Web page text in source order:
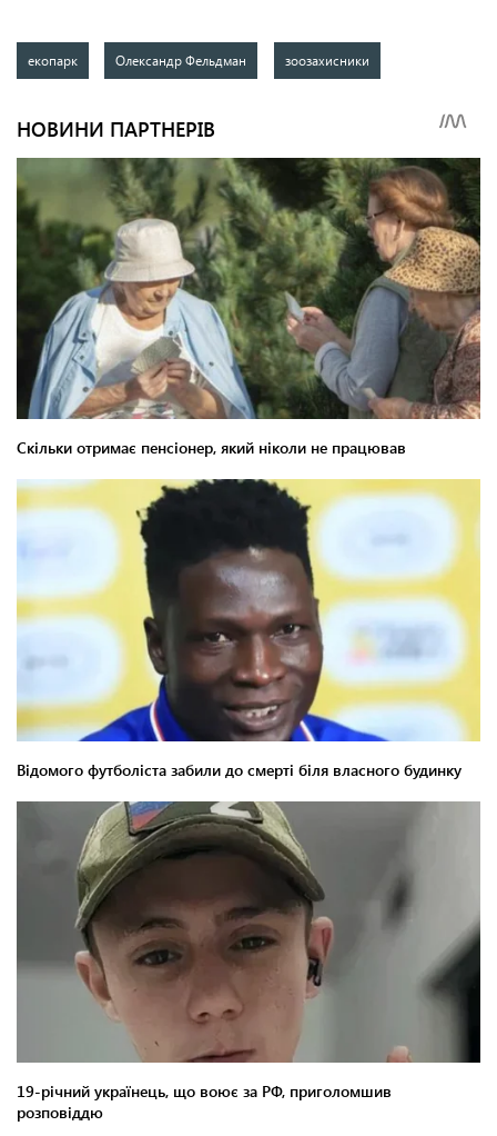
екопарк Олександр Фельдман зоозахисники